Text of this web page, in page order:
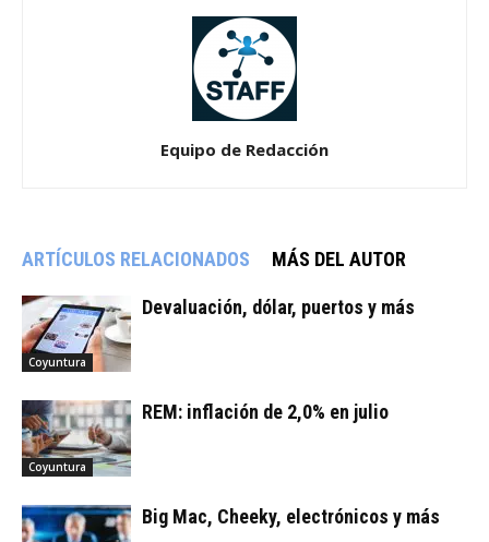
Equipo de Redacción
ARTÍCULOS RELACIONADOS MÁS DEL AUTOR
Coyuntura
Devaluación, dólar, puertos y más
Coyuntura
REM: inflación de 2,0% en julio
Big Mac, Cheeky, electrónicos y más